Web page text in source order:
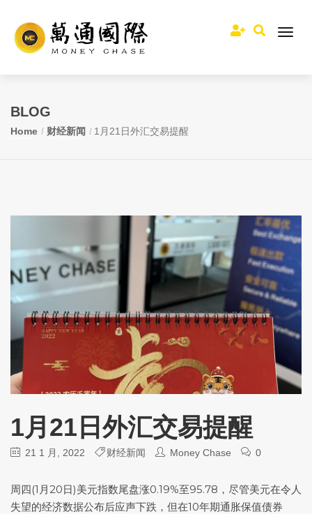
BLOG
Home 财经新闻 1月21日外汇交易提醒
1月21日外汇交易提醒
21 1 月, 2022 财经新闻 Money Chase 0
周四(1月20日)美元指数尾盘涨0.19%至95.78，尽管美元在令人
失望的经济数据公布后应声下跌，但在10年期通胀保值债券